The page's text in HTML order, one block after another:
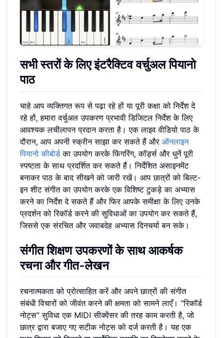
सभी स्तरों के लिए इंटरैक्टिव वर्चुअल पियानो
पाठ
चाहे आप व्यक्तिगत रूप से पढ़ा रहे हों या पूरी कक्षा को निर्देश दे
रहे हों, हमारा वर्चुअल उपकरण प्रभावी डिजिटल निर्देश के लिए
आवश्यक लचीलापन प्रदान करता है। एक लाइव वीडियो पाठ के
दौरान, आप अपनी स्क्रीन साझा कर सकते हैं और ऑनलाइन
पियानो कीबोर्ड का उपयोग करके फिंगरिंग, कॉर्ड्स और धुनें पूरी
स्पष्टता के साथ प्रदर्शित कर सकते हैं। निर्देशित असाइनमेंट
बनाकर पाठ के बाद सीखने को जारी रखें। आप छात्रों को बिल्ट-
इन शीट संगीत का उपयोग करके एक विशिष्ट टुकड़े का अभ्यास
करने का निर्देश दे सकते हैं और फिर आपके समीक्षा के लिए उनके
प्रदर्शन को रिकॉर्ड करने की सुविधाओं का उपयोग कर सकते हैं,
जिससे एक संरचित और जवाबदेह अभ्यास दिनचर्या बन सके।
संगीत शिक्षण उपकरणों के साथ आकर्षक
रचना और गीत-लेखन
रचनात्मकता को प्रोत्साहित करें और अपने छात्रों की संगीत
संबंधी विचारों को जीवंत करने की क्षमता को सामने लाएँ। "रिकॉर्ड
नोट्स" सुविधा एक MIDI सीक्वेंसर की तरह काम करती है, जो
छात्र द्वारा बजाए गए सटीक नोट्स को दर्ज करती है। यह एक